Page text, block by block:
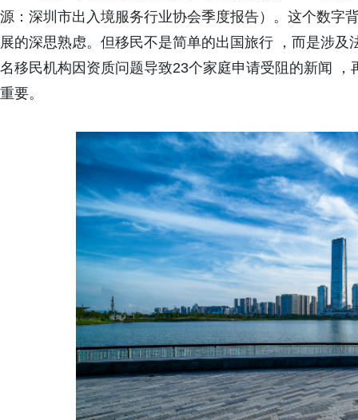
源：深圳市出入境服务行业协会季度报告）。这个数字
展的深思熟虑。但移民不是简单的出国旅行 ，而是涉
名移民机构因资质问题导致23个家庭申请受阻的新闻
重要。